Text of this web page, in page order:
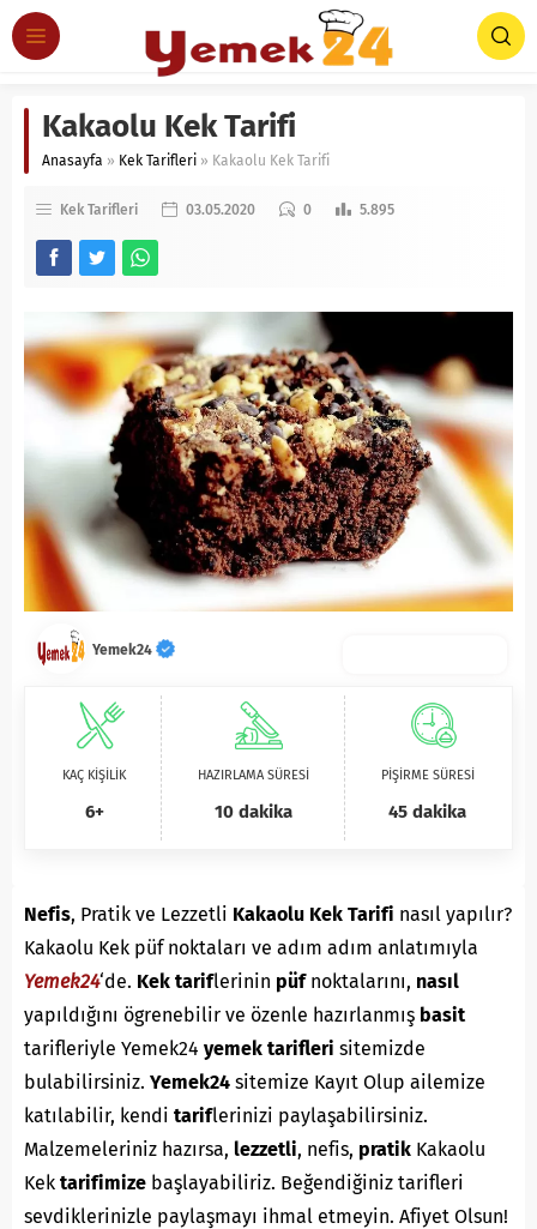
Kakaolu Kek Tarifi
Anasayfa » Kek Tarifleri » Kakaolu Kek Tarifi
Kek Tarifleri 03.05.2020 0 5.895
Yemek24
KAÇ KİŞİLİK
6+
HAZIRLAMA SÜRESİ
10 dakika
PİŞİRME SÜRESİ
45 dakika
Nefis, Pratik ve Lezzetli Kakaolu Kek Tarifi nasıl yapılır?
Kakaolu Kek püf noktaları ve adım adım anlatımıyla
Yemek24‘de. Kek tariflerinin püfnoktalarını, nasıl
yapıldığını ögrenebilir ve özenle hazırlanmış basit
tarifleriyle Yemek24 yemek tarifleri sitemizde
bulabilirsiniz. Yemek24 sitemize Kayıt Olup ailemize
katılabilir, kendi tariflerinizi paylaşabilirsiniz.
Malzemeleriniz hazırsa, lezzetli, nefis, pratik Kakaolu
Kek tarifimize başlayabiliriz. Beğendiğiniz tarifleri
sevdiklerinizle paylaşmayı ihmal etmeyin. Afiyet Olsun!